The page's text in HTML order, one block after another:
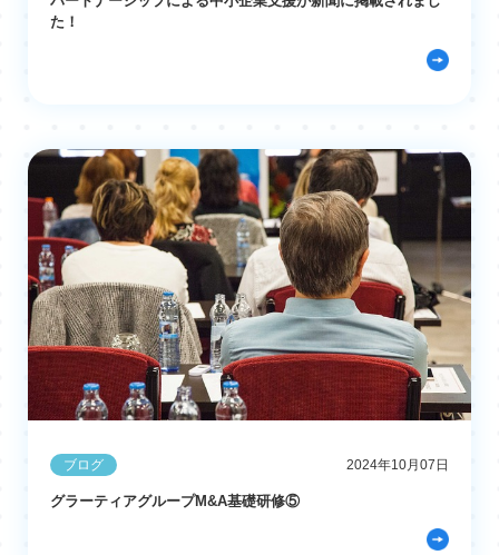
た！
ブログ 2024年10月07日
グラーティアグループM&A基礎研修⑤